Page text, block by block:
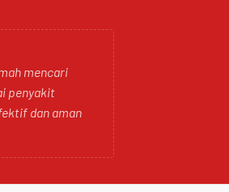
mencari
penyakit
dan aman